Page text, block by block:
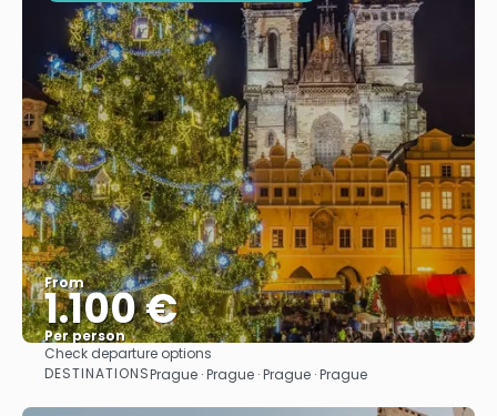
From
1.100 €
Per person
Check departure options
DESTINATIONSPrague · Prague · Prague · Prague